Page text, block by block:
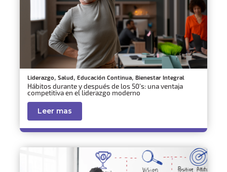
Liderazgo, Salud, Educación Continua, Bienestar Integral
Hábitos durante y después de los 50’s: una ventaja
competitiva en el liderazgo moderno
Leer mas